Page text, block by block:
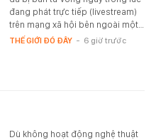
đang phát trực tiếp (livestream)
trên mạng xã hội bên ngoài một…
THẾ GIỚI ĐÓ ĐÂY - 6 giờ trước
Dù không hoạt động nghệ thuật